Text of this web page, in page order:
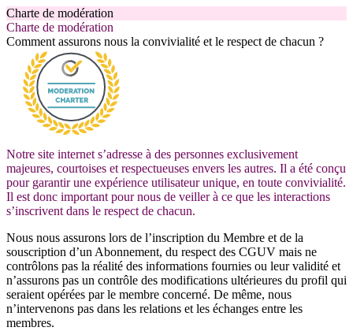
Charte de modération
Charte de modération
Comment assurons nous la convivialité et le respect de chacun ?
Notre site internet s’adresse à des personnes exclusivement
majeures, courtoises et respectueuses envers les autres. Il a été conçu
pour garantir une expérience utilisateur unique, en toute convivialité.
Il est donc important pour nous de veiller à ce que les interactions
s’inscrivent dans le respect de chacun.
Nous nous assurons lors de l’inscription du Membre et de la
souscription d’un Abonnement, du respect des CGUV mais ne
contrôlons pas la réalité des informations fournies ou leur validité et
n’assurons pas un contrôle des modifications ultérieures du profil qui
seraient opérées par le membre concerné. De même, nous
n’intervenons pas dans les relations et les échanges entre les
membres.